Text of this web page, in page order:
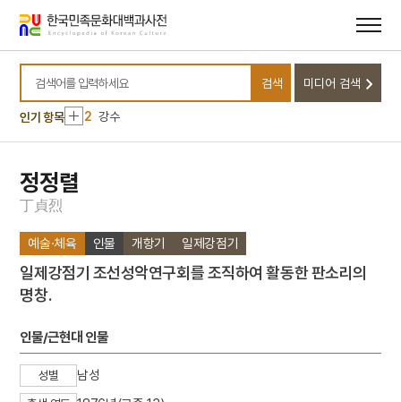
바로가기
바로가기
검색어를 입력하세요
검색 미디어 검색
인기 항목
10 기축옥사
1 금성대군
2 강수
3 국학
세조
8
5·16
10 기축옥사
1 금성대군
2
정정렬
丁貞烈
예술·체육 인물 개항기 일제강점기
일제강점기 조선성악연구회를 조직하여 활동한 판소리의
명창.
인물/근현대 인물
성별 남성